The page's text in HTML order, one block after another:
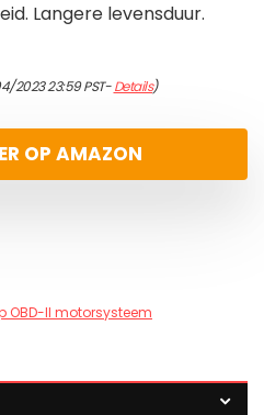
Langere levensduur.
2023 23:59 PST-Details)
OP AMAZON
OBD-II motorsysteem